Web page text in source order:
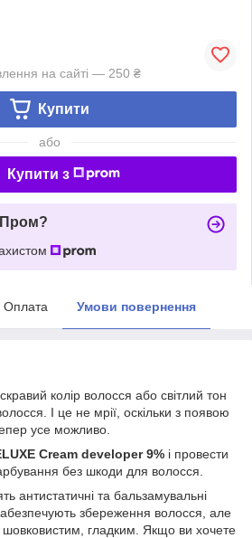
на сайті — 250 ₴
Купити
або
Купити з
Пром?
Оплата Умови повернення
колір волосся або світлий тон
І це не мрії, оскільки з появою
усе можливо.
Cream developer 9% і провести
без шкоди для волосся.
антистатичні та бальзамувальні
збереження волосся, але
гладким. Якщо ви хочете